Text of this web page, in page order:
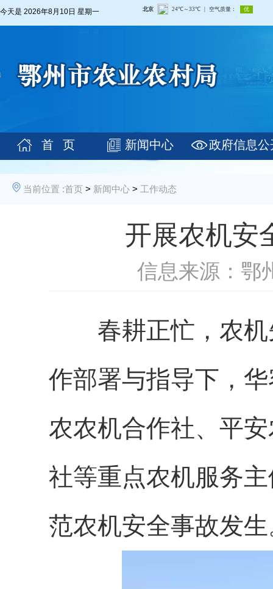
今天是 2026年8月10日 星期一
首 页 新闻中心 政府信息公
当前位置 :首页 > 新闻中心 > 工作动态
开展农机安
信息来源：鄂
春耕正忙，农机
作部署与指导下，
农农机合作社、平
社等重点农机服务
范农机安全事故发